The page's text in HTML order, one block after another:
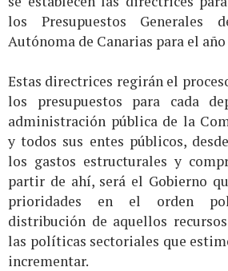
los Presupuestos Generales
Autónoma de Canarias para el año
Estas directrices regirán el
los presupuestos para cada
administración pública de la
y todos sus entes públicos,
los gastos estructurales y
partir de ahí, será el Gobierno
prioridades en el orden
distribución de aquellos
las políticas sectoriales que
incrementar.